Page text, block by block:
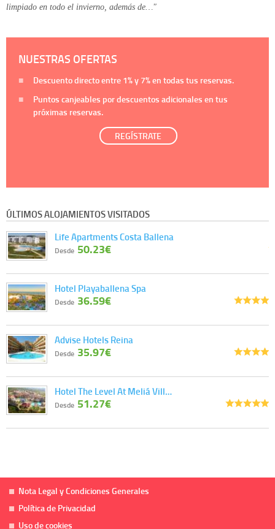
limpiado en todo el invierno, además de…"
NUESTRAS OFERTAS
Descuento directo entre 1%y 7%en todas tus reservas.
Puntos canjeables por descuentos adicionales en tus
próximas reservas.
REGÍSTRATE
ÚLTIMOS ALOJAMIENTOS VISITADOS
Life Apartments Costa Ballena
Desde 50.23€
Hotel Playaballena Spa
Desde 36.59€
Advise Hotels Reina
Desde 35.97€
Hotel The Level At Meliá Vill…
Desde 51.27€
Nota Legal y Condiciones Generales
Política de Privacidad
Uso de cookies